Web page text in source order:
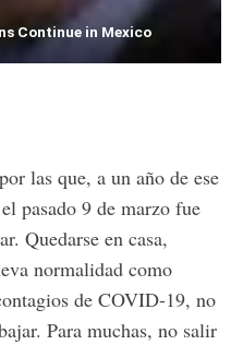
Continue in Mexico
las que, a un año de ese
pasado 9 de marzo fue
Quedarse en casa,
normalidad como
de COVID-19, no
Para muchas, no salir